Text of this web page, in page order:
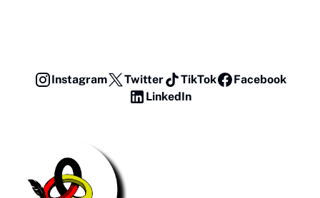
Instagram Twitter TikTok
Facebook
LinkedIn